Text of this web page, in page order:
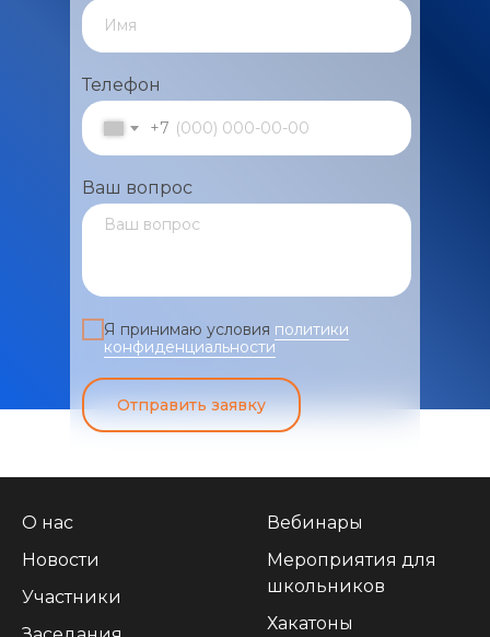
Телефон
+7
Ваш вопрос
Я принимаю условия политики
конфиденциальности
Отправить заявку
О нас
Новости
Участники
Вебинары
Мероприятия для
школьников
Хакатоны